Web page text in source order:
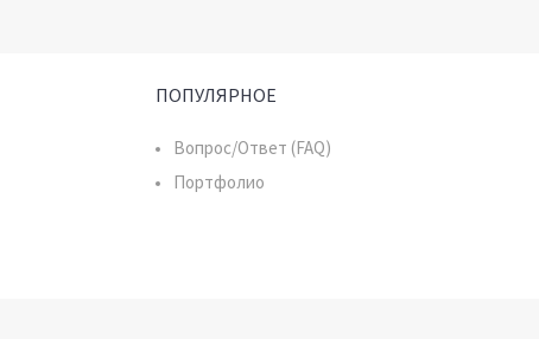
ПОПУЛЯРНОЕ
Вопрос/Ответ (FAQ)
Портфолио